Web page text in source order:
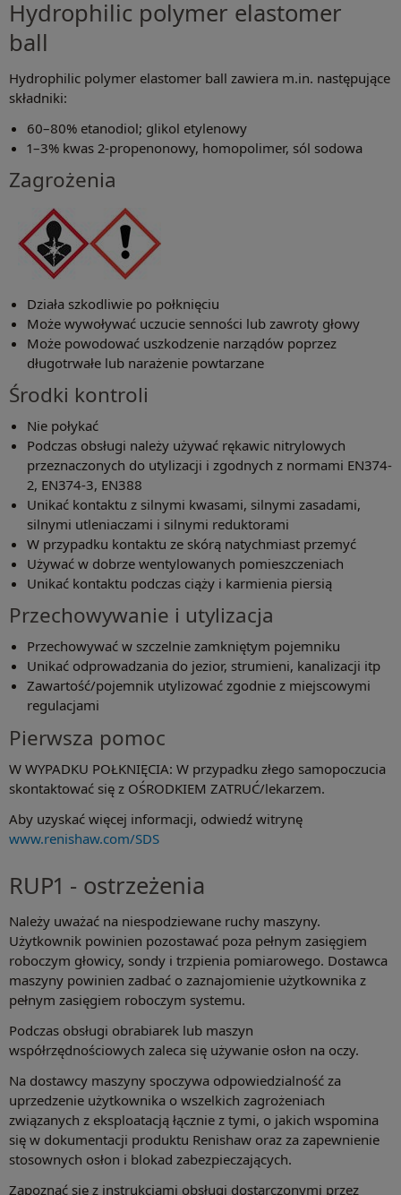
Hydrophilic polymer elastomer
ball
Hydrophilic polymer elastomer ball zawiera m.in. następujące
składniki:
60–80% etanodiol; glikol etylenowy
1–3% kwas 2-propenonowy, homopolimer, sól sodowa
Zagrożenia
Działa szkodliwie po połknięciu
Może wywoływać uczucie senności lub zawroty głowy
Może powodować uszkodzenie narządów poprzez
długotrwałe lub narażenie powtarzane
Środki kontroli
Nie połykać
Podczas obsługi należy używać rękawic nitrylowych
przeznaczonych do utylizacji i zgodnych z normami EN374-
2, EN374-3, EN388
Unikać kontaktu z silnymi kwasami, silnymi zasadami,
silnymi utleniaczami i silnymi reduktorami
W przypadku kontaktu ze skórą natychmiast przemyć
Używać w dobrze wentylowanych pomieszczeniach
Unikać kontaktu podczas ciąży i karmienia piersią
Przechowywanie i utylizacja
Przechowywać w szczelnie zamkniętym pojemniku
Unikać odprowadzania do jezior, strumieni, kanalizacji itp
Zawartość/pojemnik utylizować zgodnie z miejscowymi
regulacjami
Pierwsza pomoc
W WYPADKU POŁKNIĘCIA: W przypadku złego samopoczucia
skontaktować się z OŚRODKIEM ZATRUĆ/lekarzem.
Aby uzyskać więcej informacji, odwiedź witrynę
www.renishaw.com/SDS
RUP1 - ostrzeżenia
Należy uważać na niespodziewane ruchy maszyny.
Użytkownik powinien pozostawać poza pełnym zasięgiem
roboczym głowicy, sondy i trzpienia pomiarowego. Dostawca
maszyny powinien zadbać o zaznajomienie użytkownika z
pełnym zasięgiem roboczym systemu.
Podczas obsługi obrabiarek lub maszyn
współrzędnościowych zaleca się używanie osłon na oczy.
Na dostawcy maszyny spoczywa odpowiedzialność za
uprzedzenie użytkownika o wszelkich zagrożeniach
związanych z eksploatacją łącznie z tymi, o jakich wspomina
się w dokumentacji produktu Renishaw oraz za zapewnienie
stosownych osłon i blokad zabezpieczających.
Zapoznać się z instrukcjami obsługi dostarczonymi przez